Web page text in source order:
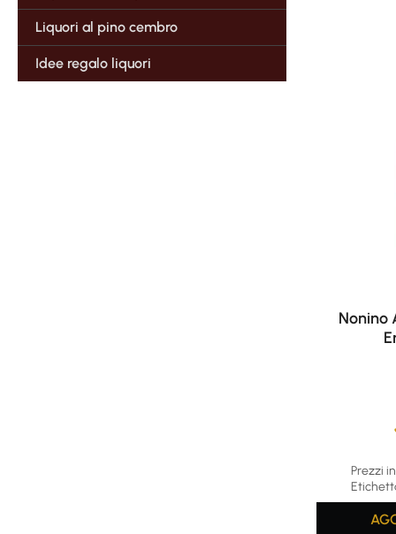
Liquori al pino cembro
Idee regalo liquori
Nonino
Prezzi